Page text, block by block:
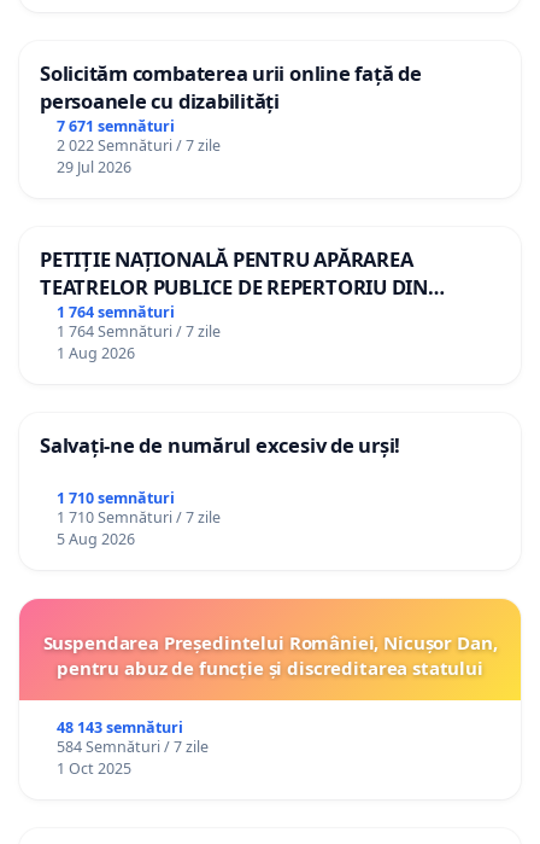
Solicităm combaterea urii online față de
persoanele cu dizabilități
7 671 semnături
2 022 Semnături / 7 zile
29 Jul 2026
PETIȚIE NAȚIONALĂ PENTRU APĂRAREA
TEATRELOR PUBLICE DE REPERTORIU DIN
ROMÂNIA
1 764 semnături
1 764 Semnături / 7 zile
1 Aug 2026
Salvați-ne de numărul excesiv de urși!
1 710 semnături
1 710 Semnături / 7 zile
5 Aug 2026
Suspendarea Președintelui României, Nicușor Dan,
pentru abuz de funcție și discreditarea statului
48 143 semnături
584 Semnături / 7 zile
1 Oct 2025